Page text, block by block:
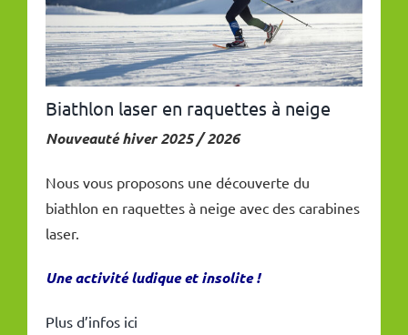
Biathlon laser en raquettes à neige
Nouveauté hiver 2025 / 2026
Nous vous proposons une découverte du
biathlon en raquettes à neige avec des carabines
laser.
Une activité ludique et insolite !
Plus d’infos ici